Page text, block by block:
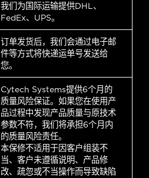
我们为国际运输提供DHL、
FedEx、UPS。
订单发货后，我们会通过电子邮
件等方式将快递运单号发送给
您。
Cytech Systems提供6个月的
质量风险保证。如果您在使用产
品过程中发现产品质量与原技术
参数不符，我们将承担6个月内
的质量风险责任。
本保修不适用于因客户组装不
当、客户未遵循说明、产品修
改、疏忽或不当操作而导致缺陷